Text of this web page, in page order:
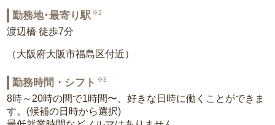
勤務地･最寄り駅 ※2
渡辺橋 徒歩7分
（大阪府大阪市福島区付近）
勤務時間・シフト ※3
8時～20時の間で1時間〜、好きな日時に働くことができま
す。(候補の日時から選択)